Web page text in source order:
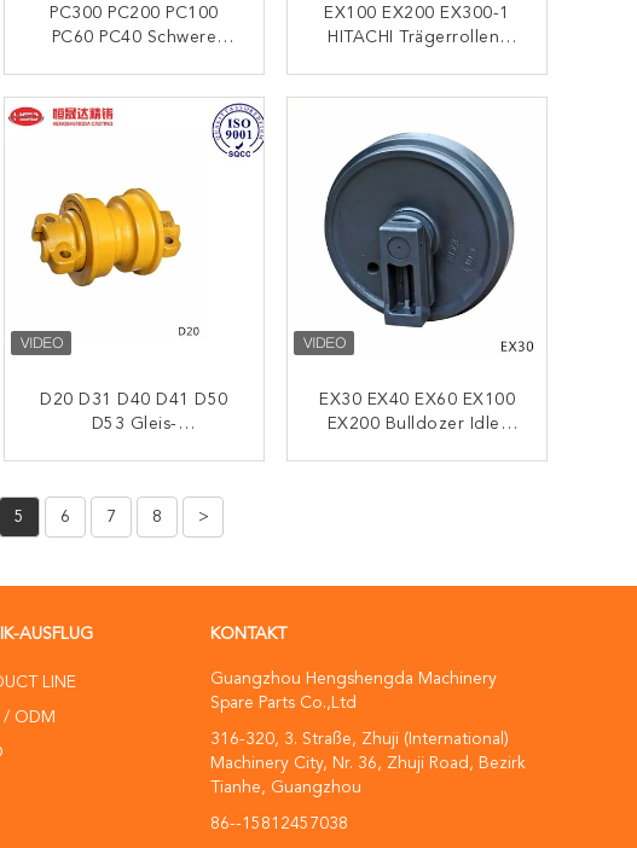
PC300 PC200 PC100
PC60 PC40 Schwere
KONTAKT
EX100 EX200 EX300-1
HITACHI Trägerrollen-
KONTAKT
D20 D31 D40 D41 D50
D53 Gleis-
Bodenrolle
EX30 EX40 EX60 EX100
EX200 Bulldozer Idler
5 6 7 8 >
AUSFLUG
LINE
/ ODM
KONTAKT
Guangzhou Hengshengda Machinery
Spare Parts Co.,Ltd
316-320, 3. Straße, Zhuji (International)
Machinery City, Nr. 36, Zhuji Road, Bezirk
Tianhe, Guangzhou
86--15812457038